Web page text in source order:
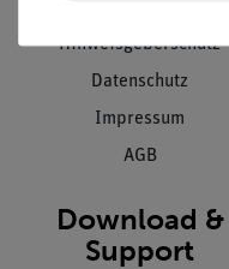
Hinweisgeberschutz
Datenschutz
Impressum
AGB
Download &
Support